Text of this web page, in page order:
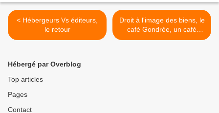
< Hébergeurs Vs éditeurs,
le retour
Droit à l'image des biens, le
café Gondrée, un café
nommé désir… >
Hébergé par Overblog
Top articles
Pages
Contact